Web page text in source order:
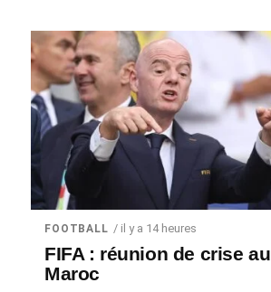
FOOTBALL / il y a 14 heures
FIFA : réunion de crise au
Maroc